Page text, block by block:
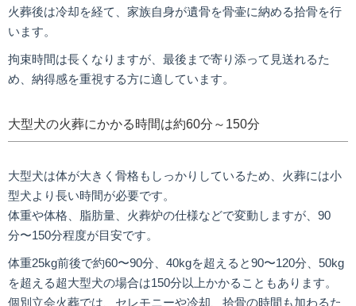
火葬後は冷却を経て、家族自身が遺骨を骨壷に納める拾骨を行
います。
拘束時間は長くなりますが、最後まで寄り添って見送れるた
め、納得感を重視する方に適しています。
大型犬の火葬にかかる時間は約60分～150分
大型犬は体が大きく骨格もしっかりしているため、火葬には小
型犬より長い時間が必要です。
体重や体格、脂肪量、火葬炉の仕様などで変動しますが、90
分〜150分程度が目安です。
体重25kg前後で約60〜90分、40kgを超えると90〜120分、50kg
を超える超大型犬の場合は150分以上かかることもあります。
個別立会火葬では、セレモニーや冷却、拾骨の時間も加わるた